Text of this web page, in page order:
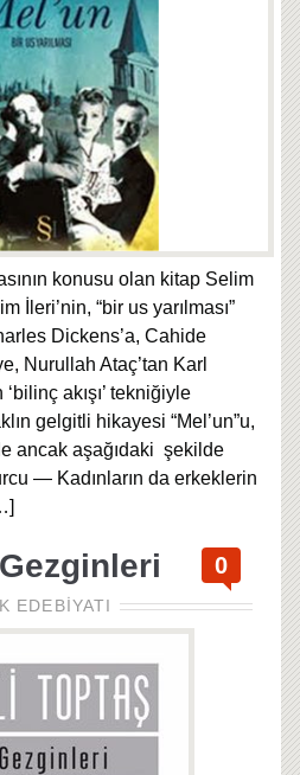
konusu olan kitap Selim
İleri’nin, “bir us yarılması”
Dickens’a, Cahide
Nurullah Ataç’tan Karl
akışı’ tekniğiyle
gelgitli hikayesi “Mel’un”u,
ancak aşağıdaki şekilde
— Kadınların da erkeklerin
EDEBIYATI
0